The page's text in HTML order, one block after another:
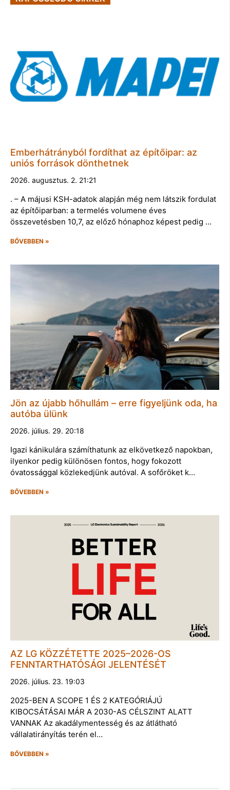
Emberhátrányból fordíthat az építőipar: az
uniós források dönthetnek
2026. augusztus. 2. 21:21
. – A májusi KSH-adatok alapján még nem látszik fordulat
az építőiparban: a termelés volumene éves
összevetésben 10,7, az előző hónaphoz képest pedig …
BŐVEBBEN »
Jön az újabb hőhullám – erre figyeljünk oda, ha
autóba ülünk
2026. július. 29. 20:18
Igazi kánikulára számíthatunk az elkövetkező napokban,
ilyenkor pedig különösen fontos, hogy fokozott
óvatossággal közlekedjünk autóval. A sofőröket k…
BŐVEBBEN »
AZ LG KÖZZÉTETTE 2025–2026-OS
FENNTARTHATÓSÁGI JELENTÉSÉT
2026. július. 23. 19:03
2025-BEN A SCOPE 1 ÉS 2 KATEGÓRIÁJÚ
KIBOCSÁTÁSAI MÁR A 2030-AS CÉLSZINT ALATT
VANNAK Az akadálymentesség és az átlátható
vállalatirányítás terén el…
BŐVEBBEN »